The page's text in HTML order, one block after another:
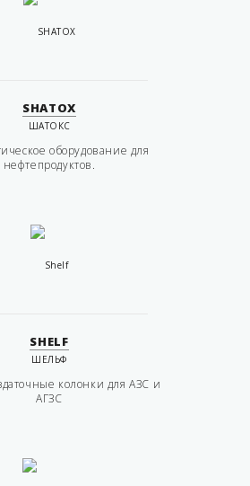
SHATOX
ШАТОКС
оборудование для
нефтепродуктов.
SHELF
ШЕЛЬФ
колонки для АЗС и
АГЗС